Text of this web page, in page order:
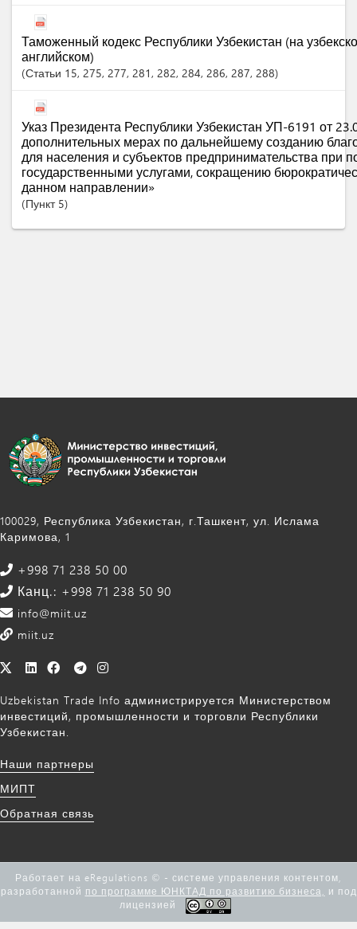
Таможенный кодекс Республики Узбекистан (на
английском)
Статьи 15, 275, 277, 281 , 282, 284, 286, 287, 288
Указ Президента Республики Узбекистан УП-6191 от
дополнительных мерах по дальнейшему созданию
для населения и субъектов предпринимательства при
государственными услугами, сокращению
данном направлении»
Пункт 5
100029, Республика Узбекистан, г.Ташкент, ул. Ислама
Каримова, 1
+998 71 238 50 00
Канц.: +998 71 238 50 90
info@miit.uz
miit.uz
Uzbekistan Trade Info администрируется Министерством
инвестиций, промышленности и торговли Республики
Узбекистан.
Наши партнеры
МИПТ
Обратная связь
Работает на eRegulations © - системе управления контентом,
разработанной по программе ЮНКТАД по развитию бизнеса,
и под
лицензией